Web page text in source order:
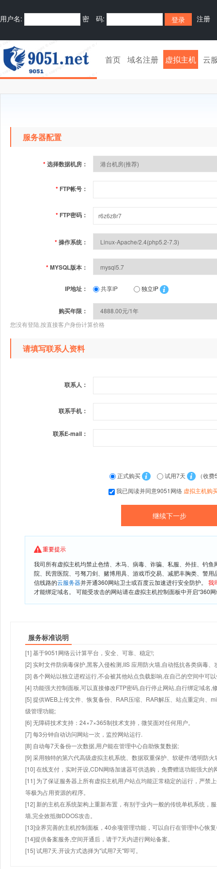
用户名: 密 码: 注册
首页 域名注册 虚拟主机 云
服务器配置
*选择数据机房：
* FTP帐号：
* FTP密码：
*操作系统：
*MYSQL版本：
IP地址： 共享IP 独立IP
购买年限：
您没有登陆,按直接客户身份计算价格
请填写联系人资料
联系人：
联系手机：
联系E-mail：
正式购买 试用7天
（收费
我已阅读并同意9051网络 虚拟主机购
重要提示
我司所有虚拟主机均禁止色情、木马、病毒、诈骗、私服、外挂、钓
院、民营医院、弓驽刀剑、赌博用具、游戏币交易、减肥丰胸类、警
信线路的云服务器并开通360网站卫士或百度云加速进行安全防护。 我
才能绑定域名。 可能受攻击的网站请在虚拟主机控制面板中开启“360
服务标准说明
[1] 基于9051网络云计算平台，安全、可靠、稳定!;
[2] 实时文件防病毒保护,黑客入侵检测,IIS 应用防火墙,自动抵抗各类病毒、
[3] 各个网站以独立进程运行,不会被其他站点负载影响,在自己的空间中可
[4] 功能强大控制面板,可以直接修改FTP密码,自行停止网站,自行绑定域名,
[5] 提供WEB上传文件、恢复备份、RAR压缩、RAR解压、站点重定向、
级管理功能;
[6] 无障碍技术支持：24×7×365制技术支持，微笑面对任何用户。
[7] 每3分钟自动访问网站一次，监控网站运行.
[8] 自动每7天备份一次数据,用户能在管理中心自助恢复数据;
[9] 采用独特的第六代高级虚拟主机系统、数据双重保护、软硬件/透明防火
[10] 在线支付，实时开设,CDN网络加速器可供选购，免费赠送功能强大
[11] 为了保证服务器上所有虚拟主机用户站点均能正常稳定的运行，严禁
等极为占用资源的程序。
[12] 新的主机在系统架构上重新布置，有别于业内一般的传统单机系统，
墙,完全效抵御DDOS攻击。
[13]业界完善的主机控制面板，40余项管理功能，可以自行在管理中心恢
[14]提供备案服务,空间开通后，请于7天内进行网站备案。
[15] 试用7天.开设方式选择为"试用7天"即可。